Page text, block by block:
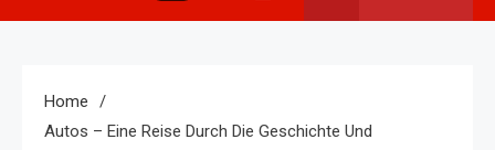
Home
Autos – Eine Reise Durch Die Geschichte Und